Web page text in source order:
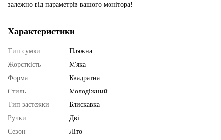
залежно від параметрів вашого монітора!
Характеристики
Тип сумки
Пляжна
Жорсткість
М'яка
Форма
Квадратна
Стиль
Молодіжний
Тип застежки
Блискавка
Ручки
Дві
Сезон
Літо